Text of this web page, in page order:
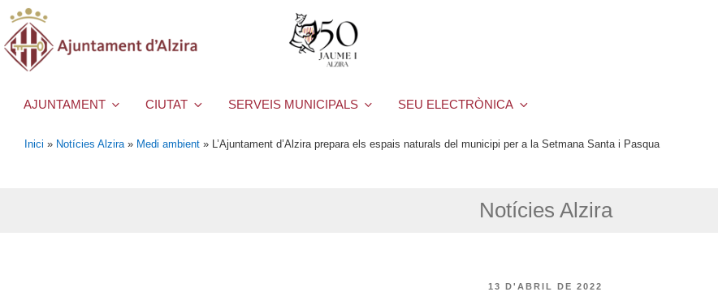
AJUNTAMENT CIUTAT SERVEIS MUNICIPALS SEU ELECTRÒNICA
Inici » Notícies Alzira » Medi ambient » L’Ajuntament d’Alzira prepara els espais naturals del municipi per a la Setmana Santa i Pasqua
Notícies Alzira
PUBLICAT
13 D'ABRIL DE 2022